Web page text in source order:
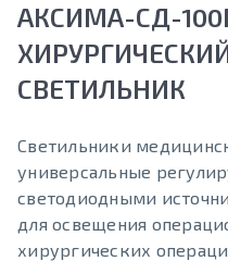
АКСИМА-СД-
СВЕТИЛЬНИК
Светильники
универсальные
светодиодными
для освещения
хирургических